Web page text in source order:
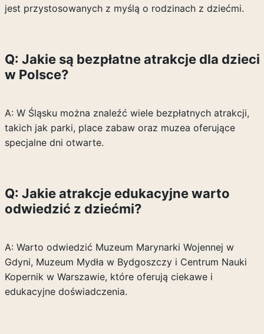
jest przystosowanych z myślą o rodzinach z dziećmi.
Q: Jakie są bezpłatne atrakcje dla dzieci
w Polsce?
A: W Śląsku można znaleźć wiele bezpłatnych atrakcji,
takich jak parki, place zabaw oraz muzea oferujące
specjalne dni otwarte.
Q: Jakie atrakcje edukacyjne warto
odwiedzić z dziećmi?
A: Warto odwiedzić Muzeum Marynarki Wojennej w
Gdyni, Muzeum Mydła w Bydgoszczy i Centrum Nauki
Kopernik w Warszawie, które oferują ciekawe i
edukacyjne doświadczenia.